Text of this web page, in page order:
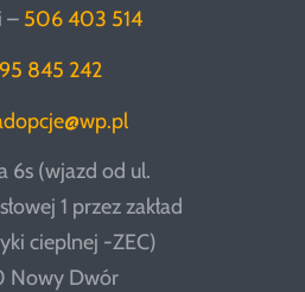
– 506 403 514
845 242
6s (wjazd od ul.
1 przez zakład
cieplnej -ZEC)
Nowy Dwór